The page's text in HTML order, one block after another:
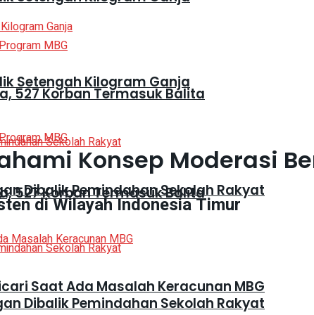
527 Korban Termasuk Balita
Dibalik Pemindahan Sekolah Rakyat
Saat Ada Masalah Keracunan MBG
Setengah Kilogram Ganja
527 Korban Termasuk Balita
Dibalik Pemindahan Sekolah Rakyat
Konsep Moderasi
di Wilayah Indonesia Timur